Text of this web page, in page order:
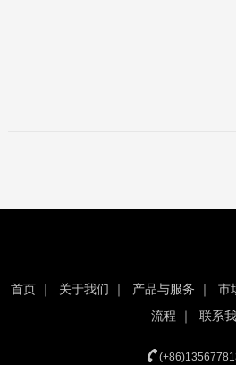
首页｜ 关于我们 ｜ 产品与服务 ｜ 市
流程 ｜ 联系